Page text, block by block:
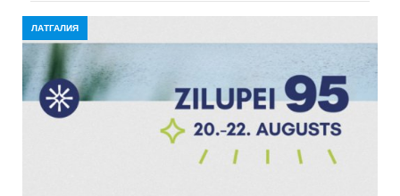
ЛАТГАЛИЯ